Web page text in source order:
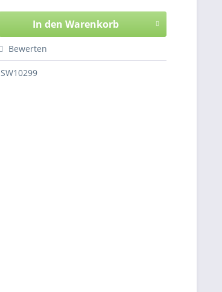
In den Warenkorb
Bewerten
SW10299